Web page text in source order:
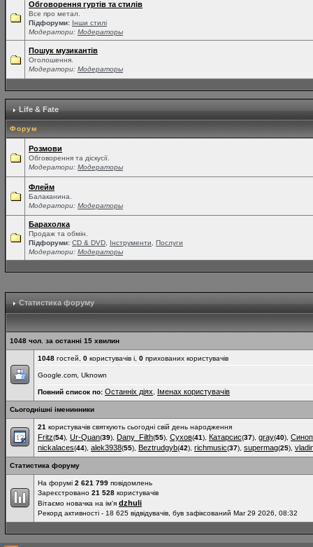
Обговорення гуртів та стилів
Все про метал.
Підфоруми: Інши стилі
Модератори: Модераторы
Пошук музикантів
Оголошення.
Модератори: Модераторы
Life & Fate
Форум
Розмови
Обговорення та діскусії.
Модератори: Модераторы
Флейм
Балаканина.
Модератори: Модераторы
Барахолка
Продаж та обмін.
Підфоруми: СD & DVD Інструменти
Послуги
Модератори: Модераторы
Статистика форуму
1048 чол. за останні 15 хвилин
1048 гостей, 0 користувачів і, 0 прихованих користувачів
Google.com, Uknown
Повний список по: Останніх діях Іменах користувачів
Сьогоднішні іменинники
21 користувачів святкують сьогодні свій день народження
Fritz(54), Ur-Quan(39), Dany_Filth(55), Сухов(41), Катарсис(37), gray(40),
nickalaces(44), alek3938(55), Beztrudgyb(42), richmusic(37), supermag(25),
Статистика форуму
На форумі 2 621 799 повідомлень
Зареєстровано 21 528 користувачів
Вітаємо новачка на ім'я dzhuli
Рекорд активності - 18 625 відвідувачів, був зафіксований Mar 29 2026, 08:32